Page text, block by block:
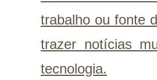
trabalho ou fonte
trazer notícias
tecnologia.